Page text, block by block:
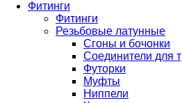
Фитинги
Фитинги
Резьбовые латунные
Сгоны и бочонки
Соединители для
Футорки
Муфты
Ниппели